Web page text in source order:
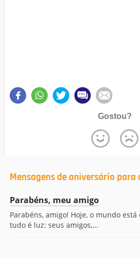
Gostou?
Mensagens de aniversário para
Parabéns, meu amigo
Parabéns, amigo! Hoje, o mundo
tudo é luz: seus amigos,...